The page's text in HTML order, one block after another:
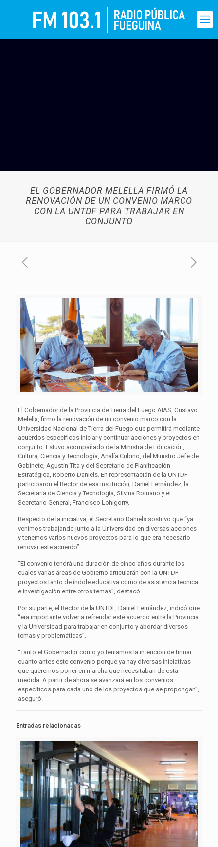
EL GOBERNADOR MELELLA FIRMÓ LA
RENOVACIÓN DE UN CONVENIO MARCO
CON LA UNTDF PARA TRABAJAR EN
CONJUNTO
El Gobernador de la Provincia de Tierra del Fuego AIAS, Gustavo
Melella, firmó la renovación de un convenio marco con la
Universidad Nacional de Tierra del Fuego que permitirá mediante
acuerdos específicos iniciar y continuar acciones y proyectos en
conjunto. Estuvo acompañado de la Ministra de Educación,
Cultura, Ciencia y Tecnología, Analía Cubino, del Ministro Jefe de
Gabinete, Agustín Tita y del Secretario de Planificación
Estratégica, Roberto Daniels. En representación de la UNTDF
participaron el Rector de esa institución, Daniel Fernández, la
Secretaria de Ciencia y Tecnología, Silvina Romano y el
Secretario General, Francisco Lohigorry.
Respecto de la iniciativa, el Secretario Daniels sostuvo que “ya
venimos trabajando junto a la Universidad en diversas acciones
y tenemos varios nuevos proyectos para lo que era necesario
renovar este acuerdo”.
“El convenio tendrá una duración de cinco años durante los
cuales varias áreas de Gobierno articularán con la UNTDF
proyectos tanto de índole educativa como de asistencia técnica
e investigación entre otros temas”, destacó.
Por su parte, el Rector de la UNTDF, Daniel Fernández, indicó que
“era importante volver a refrendar este acuerdo entre la Provincia
y la Universidad para trabajar en conjunto y abordar diversos
temas y problemáticas”.
“Tanto el Gobernador como yo teníamos la intención de firmar
cuanto antes este convenio porque ya hay diversas iniciativas
que queremos poner en marcha que necesitaban de esta
medida. A partir de ahora se avanzará en los convenios
específicos para cada uno de los proyectos que se propongan”,
aseguró.
Entradas relacionadas